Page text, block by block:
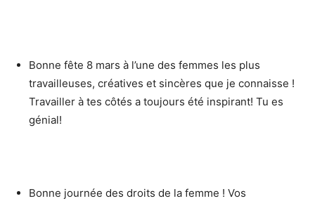
Bonne fête 8 mars à l’une des femmes les plus
travailleuses, créatives et sincères que je connaisse !
Travailler à tes côtés a toujours été inspirant! Tu es
génial!
Bonne journée des droits de la femme ! Vos